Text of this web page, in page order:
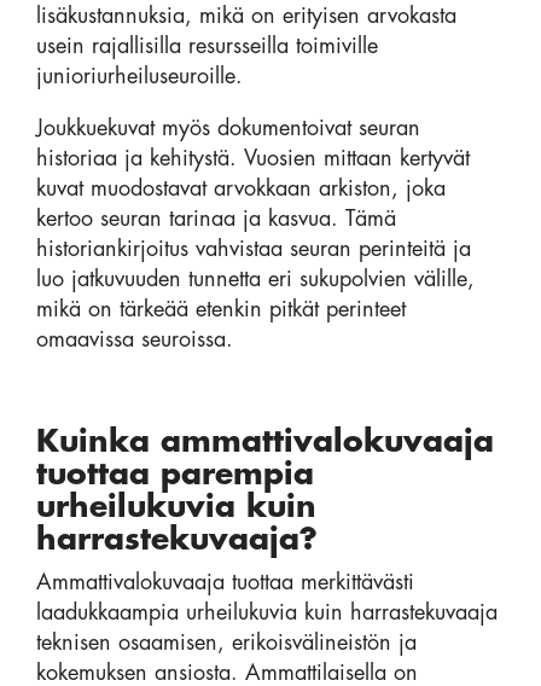
lisäkustannuksia, mikä on erityisen arvokasta
usein rajallisilla resursseilla toimiville
junioriurheiluseuroille.
Joukkuekuvat myös dokumentoivat seuran
historiaa ja kehitystä. Vuosien mittaan kertyvät
kuvat muodostavat arvokkaan arkiston, joka
kertoo seuran tarinaa ja kasvua. Tämä
historiankirjoitus vahvistaa seuran perinteitä ja
luo jatkuvuuden tunnetta eri sukupolvien välille,
mikä on tärkeää etenkin pitkät perinteet
omaavissa seuroissa.
Kuinka ammattivalokuvaaja
tuottaa parempia
urheilukuvia kuin
harrastekuvaaja?
Ammattivalokuvaaja tuottaa merkittävästi
laadukkaampia urheilukuvia kuin harrastekuvaaja
teknisen osaamisen, erikoisvälineistön ja
kokemuksen ansiosta. Ammattilaisella on